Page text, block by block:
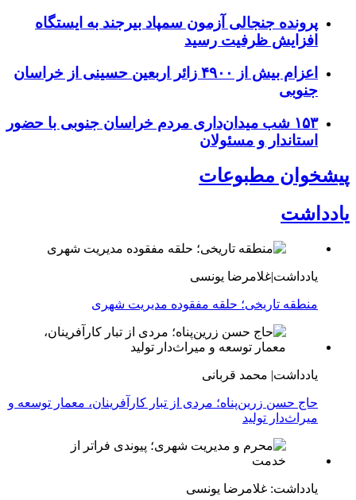
پرونده جنجالی آزمون سمپاد بیرجند به ایستگاه
افزایش ظرفیت رسید
اعزام بیش از ۴۹۰۰ زائر اربعین حسینی از خراسان
جنوبی
۱۵۳ شب میدان‌داری مردم خراسان جنوبی با حضور
استاندار و مسئولان
پیشخوان مطبوعات
یادداشت
یادداشت|غلامرضا یونسی
منطقه تاریخی؛ حلقه مفقوده مدیریت شهری
یادداشت| محمد قربانی
حاج حسن زرین‌پناه؛ مردی از تبار کارآفرینان، معمار توسعه و
میراث‌دار تولید
یادداشت: غلامرضا یونسی